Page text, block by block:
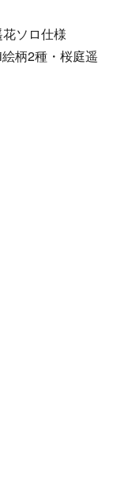
ソロ仕様
柄2種・桜庭遥